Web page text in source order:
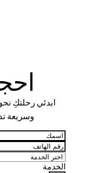
ابدئي رحلتكِ
وسريعة
الخدمة